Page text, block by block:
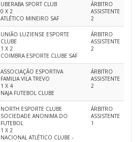
UBERABA SPORT CLUB
0 X 2
ATLÉTICO MINEIRO SAF
ÁRBITRO
ASSISTENTE
2
UNIÃO LUZIENSE ESPORTE
CLUBE
1 X 2
COIMBRA ESPORTE CLUBE SAF
ÁRBITRO
ASSISTENTE
2
ASSOCIAÇÃO ESPORTIVA
FAMILIA VILA TREVO
1 X 4
NAJA FUTEBOL CLUBE
ÁRBITRO
ASSISTENTE
2
NORTH ESPORTE CLUBE
SOCIEDADE ANONIMA DO
FUTEBOL
1 X 2
NACIONAL ATLÉTICO CLUBE -
ÁRBITRO
ASSISTENTE
1